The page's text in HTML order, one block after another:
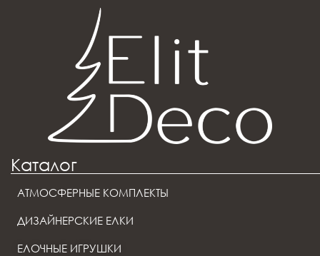
Каталог
АТМОСФЕРНЫЕ КОМПЛЕКТЫ
ДИЗАЙНЕРСКИЕ ЕЛКИ
ЕЛОЧНЫЕ ИГРУШКИ